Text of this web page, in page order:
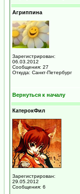
Агриппина
Зарегистрирован:
06.03.2012
Сообщения: 27
Откуда: Санкт-Петербург
Вернуться к началу
КатерокФил
Зарегистрирован:
29.05.2012
Сообщения: 6